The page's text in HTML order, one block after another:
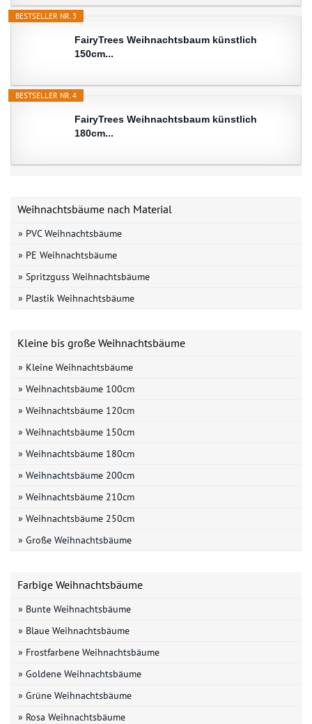
BESTSELLER NR. 3
FairyTrees Weihnachtsbaum künstlich
150cm...
BESTSELLER NR. 4
FairyTrees Weihnachtsbaum künstlich
180cm...
Weihnachtsbäume nach Material
» PVC Weihnachtsbäume
» PE Weihnachtsbäume
» Spritzguss Weihnachtsbäume
» Plastik Weihnachtsbäume
Kleine bis große Weihnachtsbäume
» Kleine Weihnachtsbäume
» Weihnachtsbäume 100cm
» Weihnachtsbäume 120cm
» Weihnachtsbäume 150cm
» Weihnachtsbäume 180cm
» Weihnachtsbäume 200cm
» Weihnachtsbäume 210cm
» Weihnachtsbäume 250cm
» Große Weihnachtsbäume
Farbige Weihnachtsbäume
» Bunte Weihnachtsbäume
» Blaue Weihnachtsbäume
» Frostfarbene Weihnachtsbäume
» Goldene Weihnachtsbäume
» Grüne Weihnachtsbäume
» Rosa Weihnachtsbäume